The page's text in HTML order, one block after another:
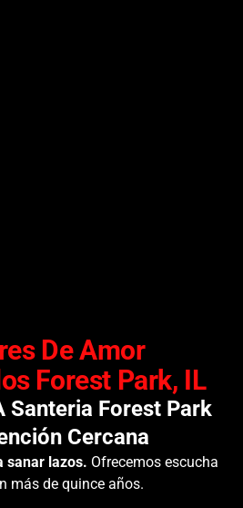
De Amor
Forest Park, IL
Santeria Forest Park
Cercana
sanar lazos. Ofrecemos escucha
más de quince años.